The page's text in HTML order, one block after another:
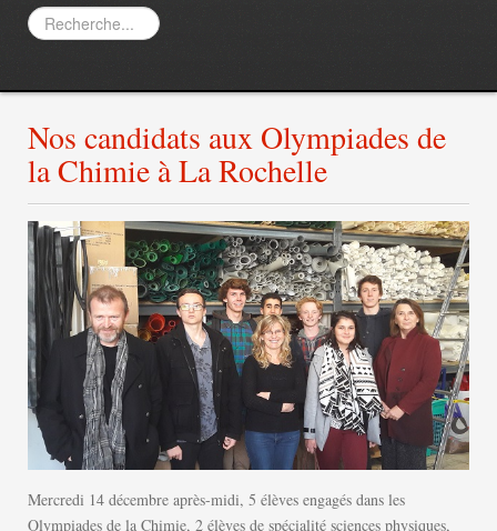
Rechercher
Nos candidats aux Olympiades de
la Chimie à La Rochelle
Mercredi 14 décembre après-midi, 5 élèves engagés dans les
Olympiades de la Chimie, 2 élèves de spécialité sciences physiques,